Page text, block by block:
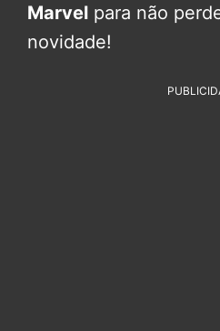
Marvel para não
novidade!